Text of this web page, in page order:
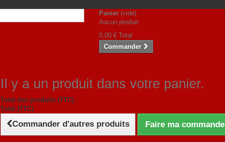
Panier (vide)
Aucun produit
0,00 € Total
Commander
Il y a un produit dans votre panier.
Total des produits (TTC)
Total (TTC)
Commander d'autres produits Faire ma commande